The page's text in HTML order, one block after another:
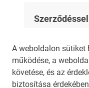
A weboldalon
működése, a
követése, és az
biztosítása